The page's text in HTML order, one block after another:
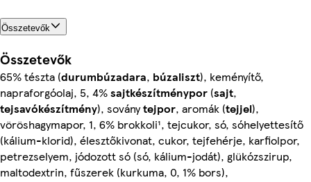
Összetevők
Összetevők
65% tészta (durumbúzadara, búzaliszt), keményítő,
napraforgóolaj, 5, 4%sajtkészítménypor (sajt,
tejsavókészítmény), soványtejpor, aromák (tejjel),
vöröshagymapor, 1, 6% brokkoli¹, tejcukor, só, sóhelyettesítő
(kálium-klorid), élesztőkivonat, cukor, tejfehérje, karfiolpor,
petrezselyem, jódozott só (só, kálium-jodát), glükózszirup,
maltodextrin, fűszerek (kurkuma, 0, 1% bors),